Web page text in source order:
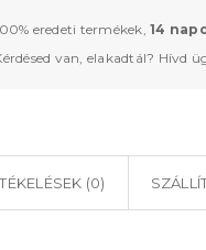
eredeti termékek,14
van, elakadtál? Hívd
(0)